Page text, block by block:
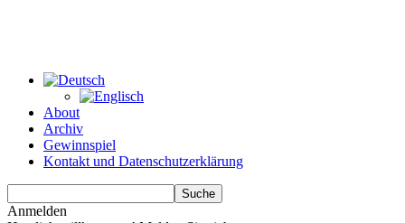
About
Archiv
Gewinnspiel
Kontakt und Datenschutzerklärung
Anmelden